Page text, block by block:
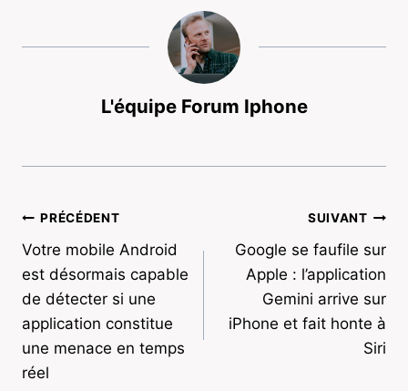
L'équipe Forum Iphone
Navigation
de
l’article
PRÉCÉDENT
Votre mobile Android
est désormais capable
de détecter si une
application constitue
une menace en temps
réel
SUIVANT
Google se faufile sur
Apple : l’application
Gemini arrive sur
iPhone et fait honte à
Siri